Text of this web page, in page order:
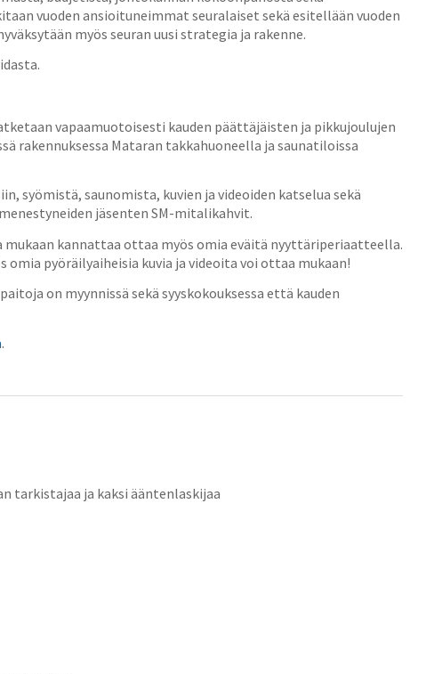
vuoden ansioituneimmat seuralaiset sekä esitellään vuoden
myös seuran uusi strategia ja rakenne.
vapaamuotoisesti kauden päättäjäisten ja pikkujoulujen
rakennuksessa Mataran takkahuoneella ja saunatiloissa
syömistä, saunomista, kuvien ja videoiden katselua sekä
jäsenten SM-mitalikahvit.
kannattaa ottaa myös omia eväitä nyyttäriperiaatteella.
pyöräilyaiheisia kuvia ja videoita voi ottaa mukaan!
on myynnissä sekä syyskokouksessa että kauden
.
tarkistajaa ja kaksi ääntenlaskijaa